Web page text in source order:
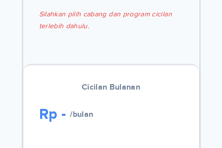
Silahkan pilih cabang dan program cicilan
terlebih dahulu.
Cicilan Bulanan
Rp - /bulan